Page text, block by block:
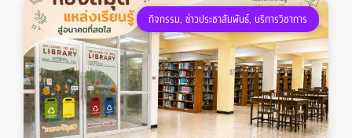
กิจกรรม, ข่าวประชาสัมพันธ์, บริการวิชาการ